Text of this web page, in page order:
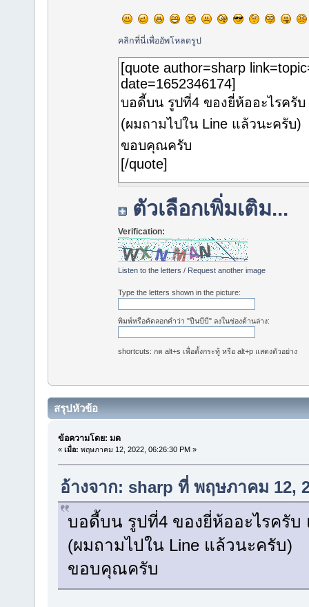
คลิกที่นี่เพื่ออัพโหลดรูป
ตัวเลือกเพิ่มเติม...
Verification:
Listen to the letters / Request another image
Type the letters shown in the picture:
พิมพ์หรือคัดลอกคำว่า "ปืนบีบี" ลงในช่องด้านล่าง:
shortcuts: กด alt+s เพื่อตั้งกระทู้ หรือ alt+p แสดงตัวอย่าง
สรุปหัวข้อ
ข้อความโดย: มด
« เมื่อ: พฤษภาคม 12, 2022, 06:26:30 PM »
อ้างจาก: sharp ที่ พฤษภาคม 12,
บอดี้บน รูปที่4 ของยี่ห้ออะไรครับ
(ผมถามไปใน Line แล้วนะครับ)
ขอบคุณครับ